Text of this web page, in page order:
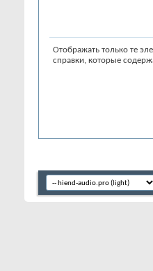
Отображать только те
справки, которые